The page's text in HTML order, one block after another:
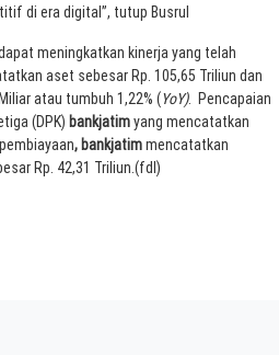
di era digital”, tutup Busrul
meningkatkan kinerja yang telah
aset sebesar Rp. 105,65 Triliun dan
atau tumbuh 1,22% (YoY). Pencapaian
(DPK) bankjatimyang mencatatkan
, bankjatimmencatatkan
Rp. 42,31 Triliun.(fdl)